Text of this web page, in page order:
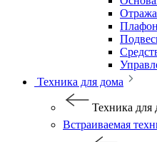
Техника для дома
Техника для
Встраиваемая